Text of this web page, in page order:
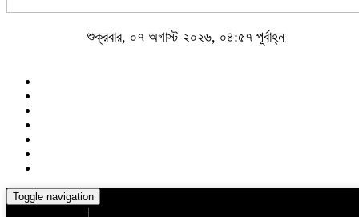
শুক্রবার, ০৭ অগাস্ট ২০২৬, ০৪:৫৭ পূর্বাহ্ন
Toggle navigation